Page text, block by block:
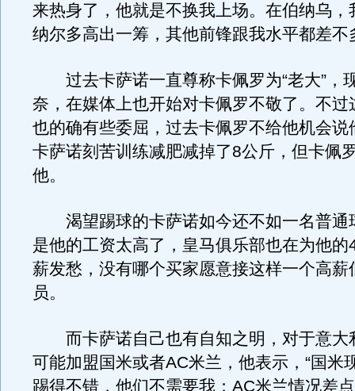
来热身了，他就是不换我上场。在伯纳乌，
纳尔多高出一筹，其他前锋跟我水平都差不
过去卡萨诺一直尊称卡佩罗为“老大”，
奈，在媒体上也开始对卡佩罗不敬了。不过
也的确有些委屈，过去卡佩罗不给他机会说
卡萨诺刻苦训练减肥减掉了8公斤，但卡佩
他。
渴望踢球的卡萨诺如今还不如一名普通
是他的工资太高了，皇马俱乐部也在为他的
薪发愁，没有哪个买家愿意接这样一个高薪
员。
而卡萨诺自己也有自知之明，对于意大
可能加盟国米或者AC米兰，他表示，“国米
踢得不错，他们不需要我；AC米兰情况差